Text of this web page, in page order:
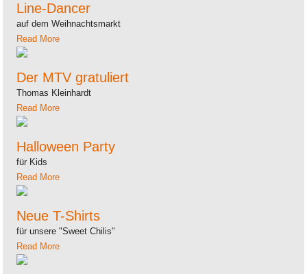
Line-Dancer
auf dem Weihnachtsmarkt
Read More
Der MTV gratuliert
Thomas Kleinhardt
Read More
Halloween Party
für Kids
Read More
Neue T-Shirts
für unsere "Sweet Chilis"
Read More